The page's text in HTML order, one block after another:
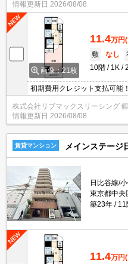
情報更新日 2026/08/08
画像：21枚
11.4万円
敷
なし
10階
1K
初期費用クレジット支払可能
弊社に一度も来店せずとも問
れている物件も全てご紹介可
申し付けください★
株式会社リブマックスリーシング
情報更新日 2026/08/08
賃貸マンション メインステージ
日比谷線/
東京都中央
築23年
11
11.4万円